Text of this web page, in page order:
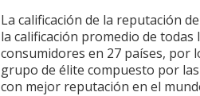
La calificación de la reputación
la calificación promedio de
consumidores en 27 países, por
grupo de élite compuesto por
con mejor reputación en el